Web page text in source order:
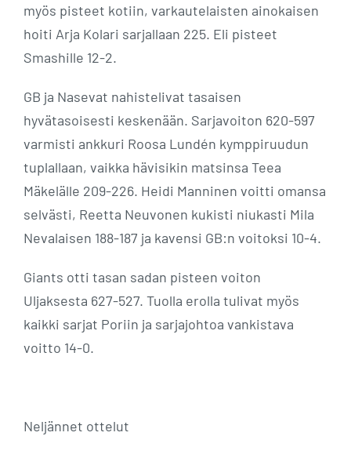
myös pisteet kotiin, varkautelaisten ainokaisen
hoiti Arja Kolari sarjallaan 225. Eli pisteet
Smashille 12-2.
GB ja Nasevat nahistelivat tasaisen
hyvätasoisesti keskenään. Sarjavoiton 620-597
varmisti ankkuri Roosa Lundén kymppiruudun
tuplallaan, vaikka hävisikin matsinsa Teea
Mäkelälle 209-226. Heidi Manninen voitti omansa
selvästi, Reetta Neuvonen kukisti niukasti Mila
Nevalaisen 188-187 ja kavensi GB:n voitoksi 10-4.
Giants otti tasan sadan pisteen voiton
Uljaksesta 627-527. Tuolla erolla tulivat myös
kaikki sarjat Poriin ja sarjajohtoa vankistava
voitto 14-0.
Neljännet ottelut